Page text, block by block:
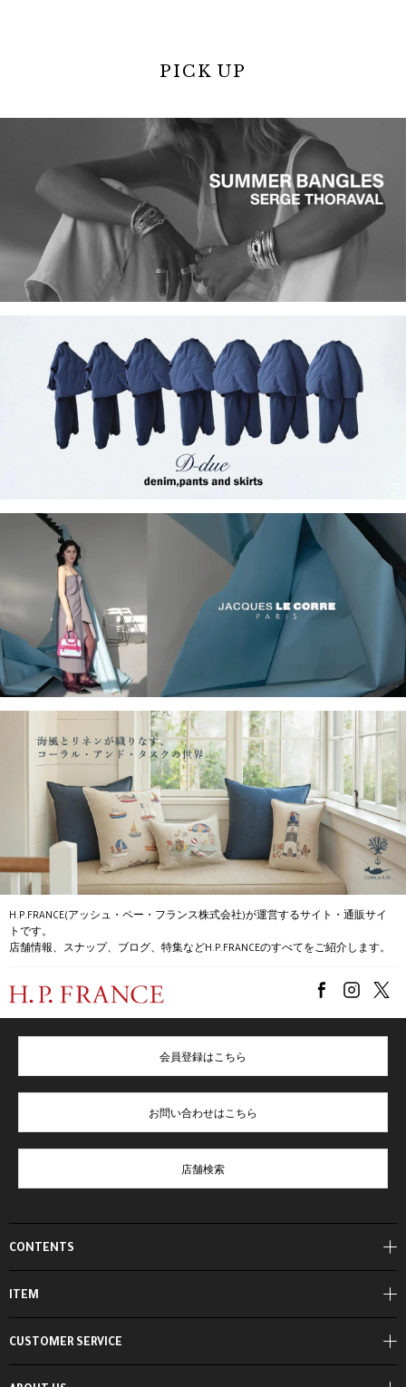
PICK UP
H.P.FRANCE(アッシュ・ペー・フランス株式会社)が運営するサイト・通販サイ
トです。
店舗情報、スナップ、ブログ、特集などH.P.FRANCEのすべてをご紹介します。
CONTENTS
ITEM
会員登録はこちら
お問い合わせはこちら
店舗検索
CUSTOMER SERVICE